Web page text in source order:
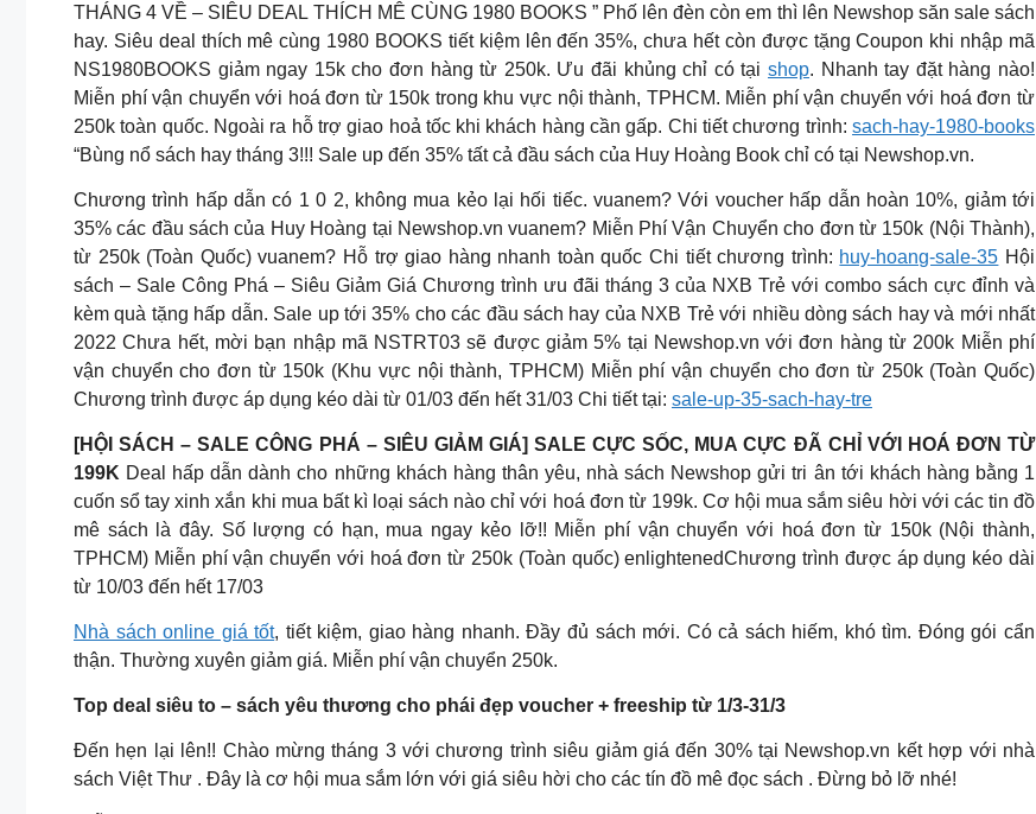
THÁNG 4 VỀ – SIÊU DEAL THÍCH MÊ CÙNG 1980 BOOKS ” Phố lên đèn còn em thì lên Newshop săn sale sách
hay. Siêu deal thích mê cùng 1980 BOOKS tiết kiệm lên đến 35%, chưa hết còn được tặng Coupon khi nhập mã
NS1980BOOKS giảm ngay 15k cho đơn hàng từ 250k. Ưu đãi khủng chỉ có tại shop. Nhanh tay đặt hàng nào!
Miễn phí vận chuyển với hoá đơn từ 150k trong khu vực nội thành, TPHCM. Miễn phí vận chuyển với hoá đơn từ
250k toàn quốc. Ngoài ra hỗ trợ giao hoả tốc khi khách hàng cần gấp. Chi tiết chương trình: sach-hay-1980-books
“Bùng nổ sách hay tháng 3!!! Sale up đến 35% tất cả đầu sách của Huy Hoàng Book chỉ có tại Newshop.vn.
Chương trình hấp dẫn có 1 0 2, không mua kẻo lại hối tiếc. vuanem? Với voucher hấp dẫn hoàn 10%, giảm tới
35% các đầu sách của Huy Hoàng tại Newshop.vn vuanem? Miễn Phí Vận Chuyển cho đơn từ 150k (Nội Thành),
từ 250k (Toàn Quốc) vuanem? Hỗ trợ giao hàng nhanh toàn quốc Chi tiết chương trình: huy-hoang-sale-35 Hội
sách – Sale Công Phá – Siêu Giảm Giá Chương trình ưu đãi tháng 3 của NXB Trẻ với combo sách cực đỉnh và
kèm quà tặng hấp dẫn. Sale up tới 35% cho các đầu sách hay của NXB Trẻ với nhiều dòng sách hay và mới nhất
2022 Chưa hết, mời bạn nhập mã NSTRT03 sẽ được giảm 5% tại Newshop.vn với đơn hàng từ 200k Miễn phí
vận chuyển cho đơn từ 150k (Khu vực nội thành, TPHCM) Miễn phí vận chuyển cho đơn từ 250k (Toàn Quốc)
Chương trình được áp dụng kéo dài từ 01/03 đến hết 31/03 Chi tiết tại: sale-up-35-sach-hay-tre
[HỘI SÁCH – SALE CÔNG PHÁ – SIÊU GIẢM GIÁ] SALE CỰC SỐC, MUA CỰC ĐÃ CHỈ VỚI HOÁ ĐƠN TỪ
199K Deal hấp dẫn dành cho những khách hàng thân yêu, nhà sách Newshop gửi tri ân tới khách hàng bằng 1
cuốn sổ tay xinh xắn khi mua bất kì loại sách nào chỉ với hoá đơn từ 199k. Cơ hội mua sắm siêu hời với các tin đồ
mê sách là đây. Số lượng có hạn, mua ngay kẻo lỡ!! Miễn phí vận chuyển với hoá đơn từ 150k (Nội thành,
TPHCM) Miễn phí vận chuyển với hoá đơn từ 250k (Toàn quốc) enlightenedChương trình được áp dụng kéo dài
từ 10/03 đến hết 17/03
Nhà sách online giá tốt, tiết kiệm, giao hàng nhanh. Đầy đủ sách mới. Có cả sách hiếm, khó tìm. Đóng gói cẩn
thận. Thường xuyên giảm giá. Miễn phí vận chuyển 250k.
Top deal siêu to – sách yêu thương cho phái đẹp voucher + freeship từ 1/3-31/3
Đến hẹn lại lên!! Chào mừng tháng 3 với chương trình siêu giảm giá đến 30% tại Newshop.vn kết hợp với nhà
sách Việt Thư . Đây là cơ hội mua sắm lớn với giá siêu hời cho các tín đồ mê đọc sách . Đừng bỏ lỡ nhé!